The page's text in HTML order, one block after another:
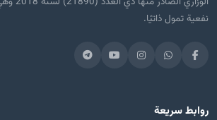
نفعية تمول ذاتيًا.
روابط سريعة